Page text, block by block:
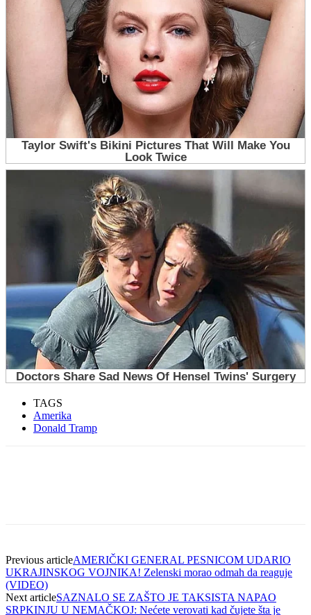
TAGS
Amerika
Donald Tramp
Previous articleAMERIČKI GENERAL PESNICOM UDARIO
UKRAJINSKOG VOJNIKA! Zelenski morao odmah da reaguje
(VIDEO)
Next articleSAZNALO SE ZAŠTO JE TAKSISTA NAPAO
SRPKINJU U NEMAČKOJ: Nećete verovati kad čujete šta je